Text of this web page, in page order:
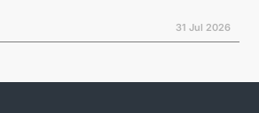
31 Jul 2026